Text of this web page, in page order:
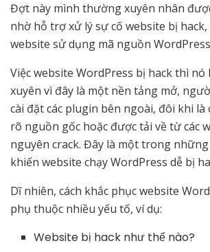
Đợt này mình thường xuyên nhân
nhờ hỗ trợ xử lý sự cố website bị hack,
website sử dụng mã nguồn
Việc website WordPress bị hack thì
xuyên vì đây là một nền tảng mở,
cài đặt các plugin bên ngoài, đôi khi
rõ nguồn gốc hoặc được tải về từ các
nguyên crack. Đây là một trong
khiến website chạy WordPress dễ bị
Dĩ nhiên, cách khắc phục website
phụ thuộc nhiều yếu tố, ví dụ:
Website bị hack như thế nào?